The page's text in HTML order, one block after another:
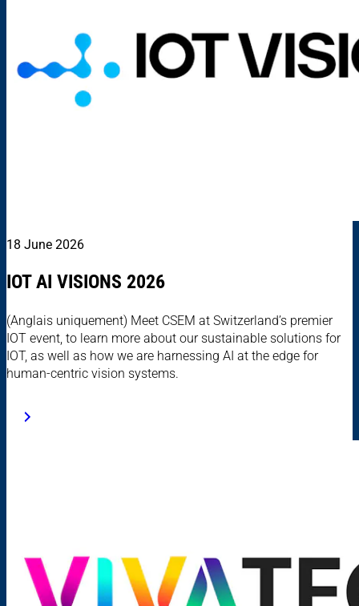
18 June 2026
IOT AI VISIONS 2026
(Anglais uniquement) Meet CSEM at Switzerland’s premier
IOT event, to learn more about our sustainable solutions for
IOT, as well as how we are harnessing AI at the edge for
human-centric vision systems.